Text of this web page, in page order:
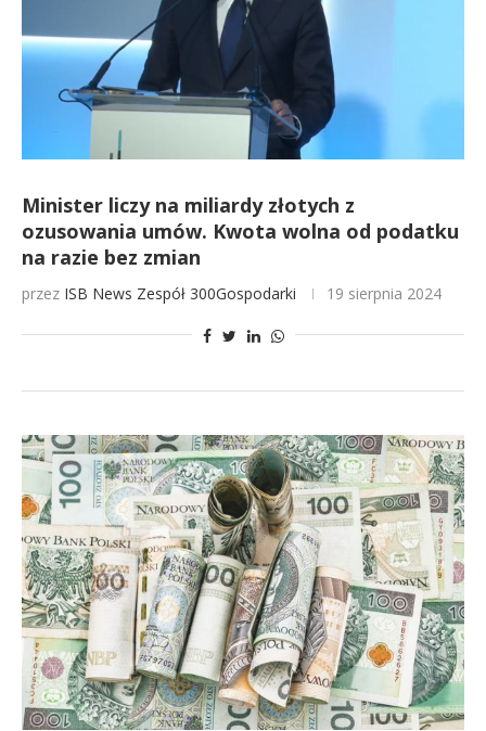
Minister liczy na miliardy złotych z
ozusowania umów. Kwota wolna od podatku
na razie bez zmian
przez ISB News Zespół 300Gospodarki 19 sierpnia 2024